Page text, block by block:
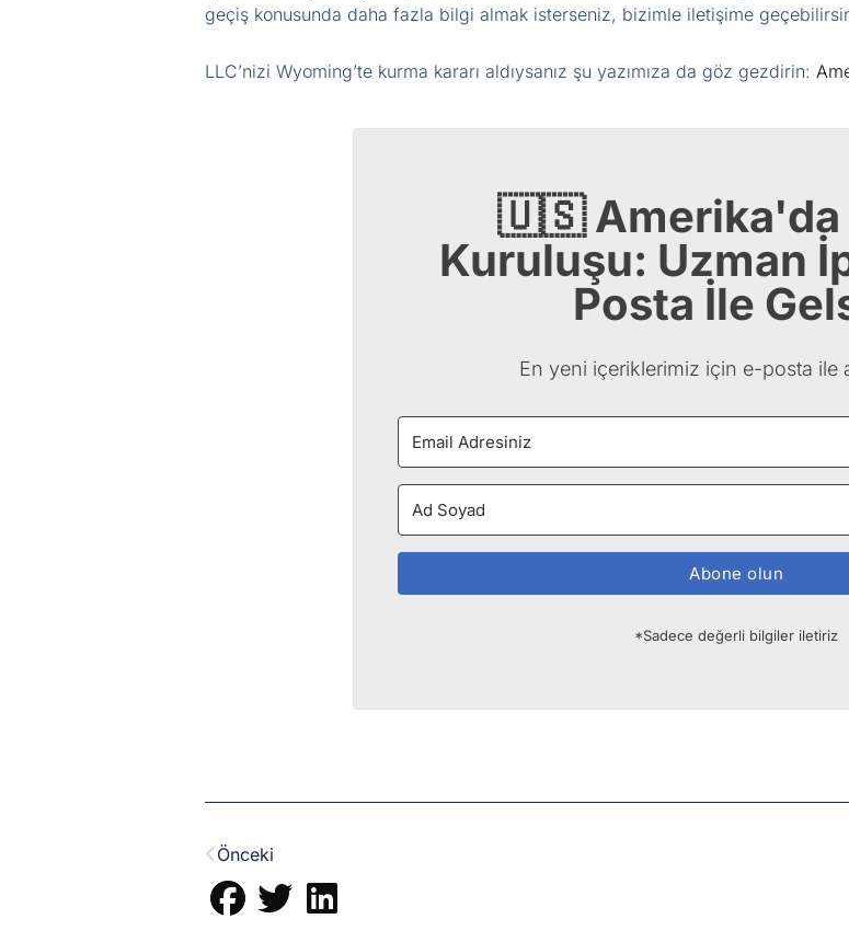
geçiş konusunda daha fazla bilgi almak isterseniz, bizimle iletişime
LLC’nizi Wyoming’te kurma kararı aldıysanız şu yazımıza da göz gezdirin:
🇺🇸 Amerika'da
Kuruluşu: Uzman
Posta İle
En yeni içeriklerimiz için e-posta ile
Abone olun
*Sadece değerli bilgiler iletiriz
Önceki